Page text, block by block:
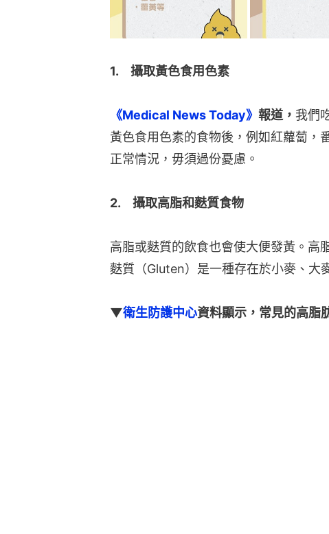
1.　攝取黃色食用色素
《Medical News Today》 報道， 我們
黃色食用色素的食物後，例如紅蘿蔔，
正常情況，毋須過份憂慮。
2.　攝取高脂和麩質食物
高脂或麩質的飲食也會使大便發黃。高
麩質（Gluten）是一種存在於小麥、大
▼衛生防護中心資料顯示，常見的高脂